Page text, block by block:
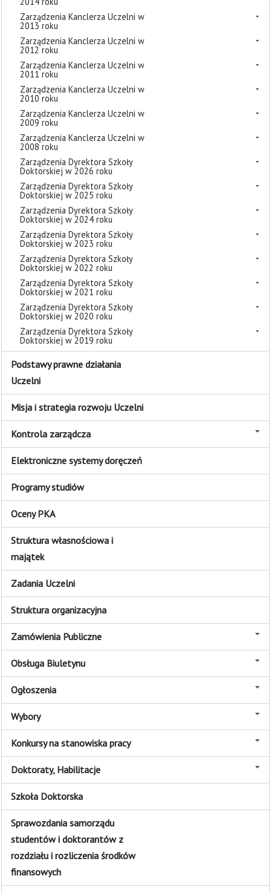
Zarządzenia Kanclerza Uczelni w
2013 roku
Zarządzenia Kanclerza Uczelni w
2012 roku
Zarządzenia Kanclerza Uczelni w
2011 roku
Zarządzenia Kanclerza Uczelni w
2010 roku
Zarządzenia Kanclerza Uczelni w
2009 roku
Zarządzenia Kanclerza Uczelni w
2008 roku
Zarządzenia Dyrektora Szkoły
Doktorskiej w 2026 roku
Zarządzenia Dyrektora Szkoły
Doktorskiej w 2025 roku
Zarządzenia Dyrektora Szkoły
Doktorskiej w 2024 roku
Zarządzenia Dyrektora Szkoły
Doktorskiej w 2023 roku
Zarządzenia Dyrektora Szkoły
Doktorskiej w 2022 roku
Zarządzenia Dyrektora Szkoły
Doktorskiej w 2021 roku
Zarządzenia Dyrektora Szkoły
Doktorskiej w 2020 roku
Zarządzenia Dyrektora Szkoły
Doktorskiej w 2019 roku
Podstawy prawne działania
Uczelni
Misja i strategia rozwoju Uczelni
Kontrola zarządcza
Elektroniczne systemy doręczeń
Programy studiów
Oceny PKA
Struktura własnościowa i
majątek
Zadania Uczelni
Struktura organizacyjna
Zamówienia Publiczne
Obsługa Biuletynu
Ogłoszenia
Wybory
Konkursy na stanowiska pracy
Doktoraty, Habilitacje
Szkoła Doktorska
Sprawozdania samorządu
studentów i doktorantów z
rozdziału i rozliczenia środków
finansowych